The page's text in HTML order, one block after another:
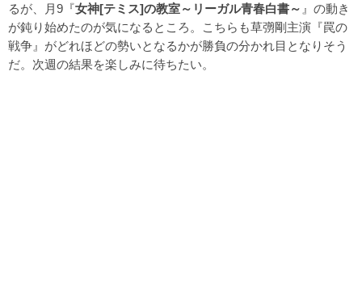
るが、月9『女神[テミス]の教室～リーガル青春白書～ 』の動き
が鈍り始めたのが気になるところ。こちらも草彅剛主演『罠の
戦争』がどれほどの勢いとなるかが勝負の分かれ目となりそう
だ。次週の結果を楽しみに待ちたい。